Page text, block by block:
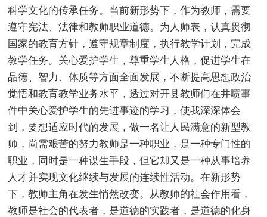
科学文化的传承任务。当前新形势下，作为教师，需要
遵守宪法、法律和教师职业道德。为人师表，认真贯彻
国家的教育方针，遵守规章制度，执行教学计划，完成
教学任务。关心爱护学生，尊重学生人格，促进学生在
品德、智力、体质等方面全面发展，不断提高思想政治
觉悟和教育教学业务水平，透过对开县教师们在井喷事
件中关心爱护学生的先进事迹的学习，使我深深体会
到，要想适应时代的发展，做一名让人民满意的新型教
师，尚需艰苦的努力教师是一种职业，是一种专门性的
职业，同时是一种谋生手段，但它却又是一种从事培养
人才并实现文化继续与发展的连续性活动。在新形势
下，教师主角在发生悄然改变。从教师的社会作用看，
教师是社会的代表者，是道德的实践者，是道德的化身